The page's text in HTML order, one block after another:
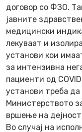
договор со ФЗО.
јавните
медицински
лекуваат и
установи кои
за интензивна
пациенти од
установи треба
Министерството
вршење на
Во случај на